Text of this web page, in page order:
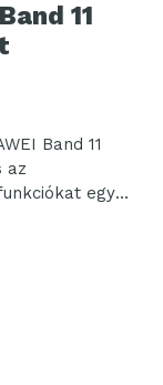
11
Band 11
az
egy